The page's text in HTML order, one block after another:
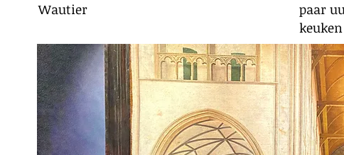
Wautier
paar
keuken